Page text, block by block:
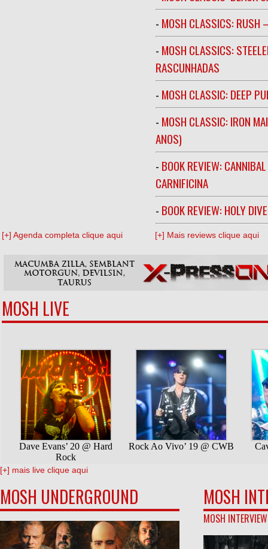
- MOSH CLASSICS: RUSH
- MOSH CLASSICS:
RASCUNHADAS
- MOSH CLASSIC: DEEP
- MOSH CLASSIC: IRON
ANOS)
- BOOK REVIEW:
CARNIFICINA
- BOOK REVIEW: HOLY
[+] Agenda completa clique aqui [+] Mais reviews clique aqui
MOSH LIVE
[+] mais live clique aqui
MOSH UNDERGROUND MOSH
MOSH